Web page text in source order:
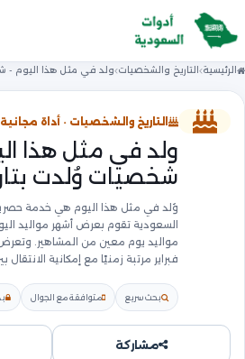
الرئيسية التاريخ والشخصيات ولد في مثل هذا اليوم -
التاريخ والشخصيات · أداة
ولد في مثل هذا
شخصيات وُلدت بتاريخ 11
وُلد في مثل هذا اليوم هي خدمة
السعودية تقوم بعرض أشهر مواليد
فبراير مرتبة زمنيًا مع إمكانية
بحث سريع متوافقة مع الجوال
مشاركة